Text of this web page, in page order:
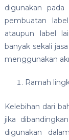
digunakan
pembuatan
ataupun label
banyak sekali
menggunakan
Ramah
Kelebihan dari
jika
digunakan